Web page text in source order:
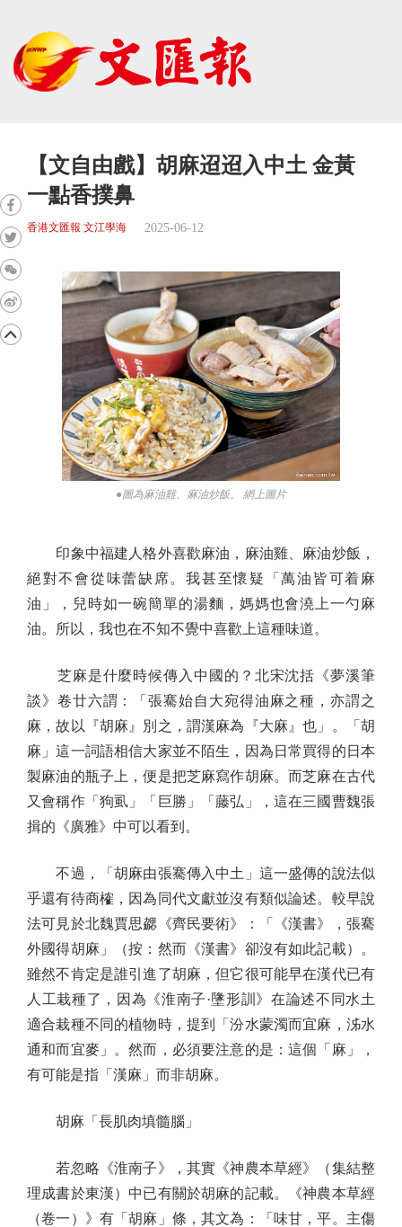
【文自由戲】胡麻迢迢入中土 金黃
一點香撲鼻
香港文匯報 文江學海 2025-06-12
●圖為麻油雞、麻油炒飯。 網上圖片
印象中福建人格外喜歡麻油，麻油雞、麻油炒飯，
絕對不會從味蕾缺席。我甚至懷疑「萬油皆可着麻
油」，兒時如一碗簡單的湯麵，媽媽也會澆上一勺麻
油。所以，我也在不知不覺中喜歡上這種味道。
芝麻是什麼時候傳入中國的？北宋沈括《夢溪筆
談》卷廿六謂：「張騫始自大宛得油麻之種，亦謂之
麻，故以『胡麻』別之，謂漢麻為『大麻』也」。「胡
麻」這一詞語相信大家並不陌生，因為日常買得的日本
製麻油的瓶子上，便是把芝麻寫作胡麻。而芝麻在古代
又會稱作「狗虱」「巨勝」「藤弘」，這在三國曹魏張
揖的《廣雅》中可以看到。
不過，「胡麻由張騫傳入中土」這一盛傳的說法似
乎還有待商榷，因為同代文獻並沒有類似論述。較早說
法可見於北魏賈思勰《齊民要術》：「《漢書》，張騫
外國得胡麻」（按：然而《漢書》卻沒有如此記載）。
雖然不肯定是誰引進了胡麻，但它很可能早在漢代已有
人工栽種了，因為《淮南子·墬形訓》在論述不同水土
適合栽種不同的植物時，提到「汾水蒙濁而宜麻，泲水
通和而宜麥」。然而，必須要注意的是：這個「麻」，
有可能是指「漢麻」而非胡麻。
胡麻「長肌肉填髓腦」
若忽略《淮南子》，其實《神農本草經》（集結整
理成書於東漢）中已有關於胡麻的記載。《神農本草經
（卷一）》有「胡麻」條，其文為：「味甘，平。主傷